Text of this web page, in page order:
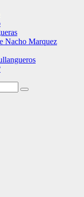
Nacho Marquez